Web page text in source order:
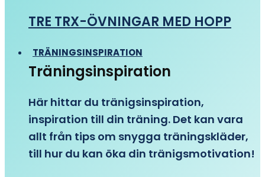
TRE TRX-ÖVNINGAR MED HOPP
TRÄNINGSINSPIRATION
Träningsinspiration
Här hittar du tränigsinspiration,
inspiration till din träning. Det kan vara
allt från tips om snygga träningskläder,
till hur du kan öka din tränigsmotivation!